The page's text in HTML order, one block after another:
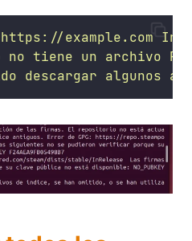
https://example.com
no tiene un archivo
descargar algunos